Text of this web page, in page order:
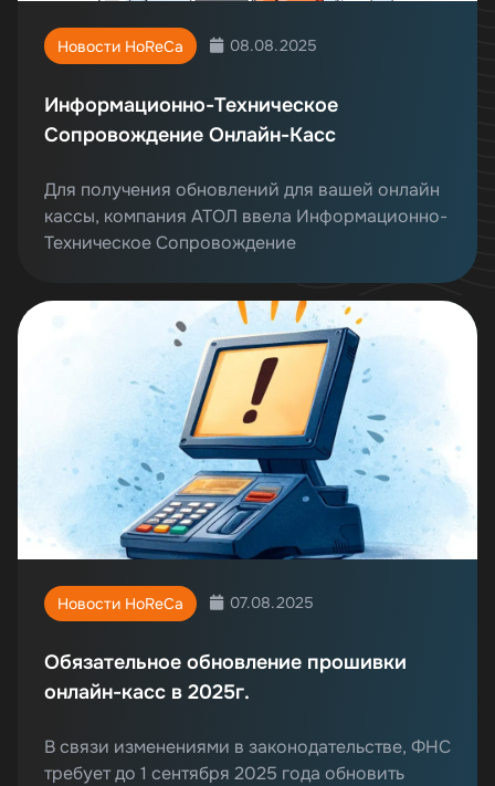
Новости HoReCa 08.08.2025
Информационно-Техническое
Сопровождение Онлайн-Касс
Для получения обновлений для вашей онлайн
кассы, компания АТОЛ ввела Информационно-
Техническое Сопровождение
Новости HoReCa 07.08.2025
Обязательное обновление прошивки
онлайн-касс в 2025г.
В связи изменениями в законодательстве, ФНС
требует до 1 сентября 2025 года обновить